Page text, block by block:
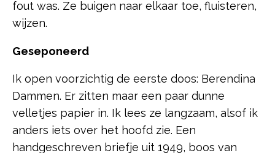
fout was. Ze buigen naar elkaar toe, fluisteren,
wijzen.
Geseponeerd
Ik open voorzichtig de eerste doos: Berendina
Dammen. Er zitten maar een paar dunne
velletjes papier in. Ik lees ze langzaam, alsof ik
anders iets over het hoofd zie. Een
handgeschreven briefje uit 1949, boos van